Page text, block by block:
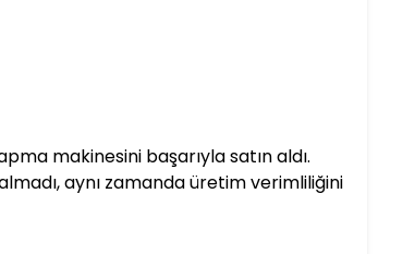
makinesini başarıyla satın aldı.
aynı zamanda üretim verimliliğini